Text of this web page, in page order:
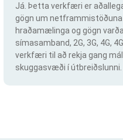
Já. Þetta verkfæri er
gögn um
hraðamælinga og gögn
símasamband, 2G, 3G, 4G,
verkfæri til að rekja gang
skuggasvæði í útbreiðslunni.